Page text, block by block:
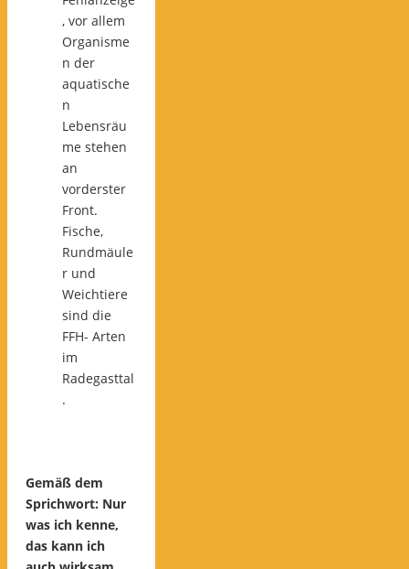
, vor allem
Organisme
n der
aquatische
n
Lebensräu
me stehen
an
vorderster
Front.
Fische,
Rundmäule
r und
Weichtiere
sind die
FFH- Arten
im
Radegasttal
.
Gemäß dem
Sprichwort: Nur
was ich kenne,
das kann ich